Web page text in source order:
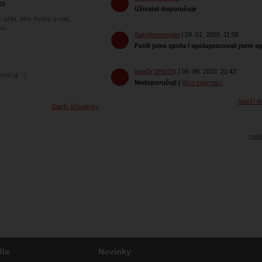
Moc hodný a milý,
:-)
Starší příspěvky
Uživatel doporučuje
Sakiphotomodel 24. 01. 2025 11:58
Fotili jsme spolu / spolupracovali jsme
janeD(189079) 05. 09. 2023 21:42
Nedoporučuji | Více informací
Starší
Novinky